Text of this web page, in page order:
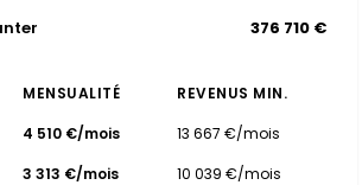
376 710 €
MENSUALITÉ
REVENUS MIN.
4 510 €/mois
13 667 €/mois
3 313 €/mois
10 039 €/mois